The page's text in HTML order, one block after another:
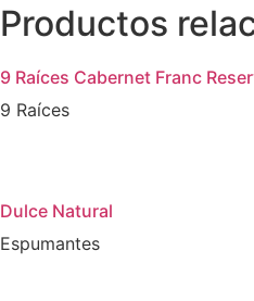
Productos
9 Raíces Cabernet Franc
9 Raíces
Dulce Natural
Espumantes